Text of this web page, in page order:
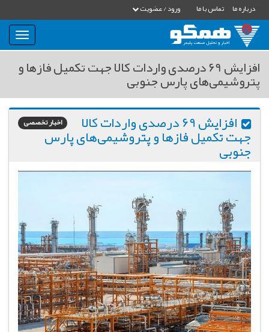
درباره ما تماس با ما ورود / عضویت
بار
و
نمودنافزایش 69 درصدی واردات کالا جهت تکمیل فازها و
پتروشیمی‌های پارس جنوبی
اخبار تخصصی افزایش 69 درصدی واردات کالا
جهت تکمیل فازها و پتروشیمی‌های پارس
جنوبی